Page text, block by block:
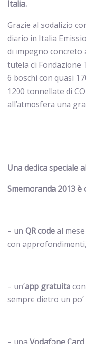
Italia.
Grazie al sodalizio
diario in Italia
di impegno concreto
tutela di Fondazione
6 boschi con quasi
1200 tonnellate di
all’atmosfera una
Una dedica speciale
Smemoranda 2013 è
– un QR codeal
con
– un’app gratuita
sempre dietro un po’
– una Vodafone Card